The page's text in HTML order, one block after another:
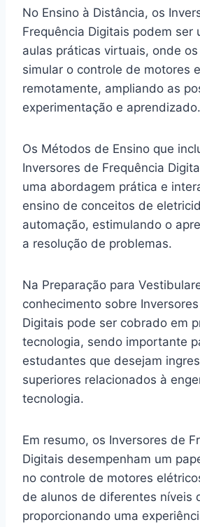
No Ensino à Distância, os
Frequência Digitais podem ser
aulas práticas virtuais, onde
simular o controle de motores
remotamente, ampliando as
experimentação e aprendizado.
Os Métodos de Ensino que
Inversores de Frequência
uma abordagem prática e
ensino de conceitos de
automação, estimulando o
a resolução de problemas.
Na Preparação para
conhecimento sobre
Digitais pode ser cobrado em
tecnologia, sendo importante
estudantes que desejam
superiores relacionados à
tecnologia.
Em resumo, os Inversores de
Digitais desempenham um
no controle de motores
de alunos de diferentes níveis
proporcionando uma